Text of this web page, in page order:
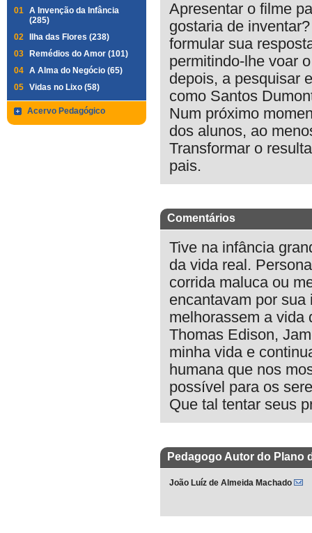
01 A Invenção da Infância
(285)
02
Ilha das Flores (238)
03
Remédios do Amor (101)
04 A Alma do Negócio (65)
05 Vidas no Lixo (58)
Acervo Pedagógico
Apresentar o filme
gostaria de
formular sua
permitindo-lhe voar
depois, a pesquisar
como Santos
Num próximo
dos alunos, ao
Transformar o
pais.
Comentários
Tive na infância
da vida real.
corrida maluca ou
encantavam por
melhorassem a vida
Thomas Edison,
minha vida e
humana que nos
possível para os
Que tal tentar seus
Pedagogo Autor do Plano
João Luíz de Almeida Machado